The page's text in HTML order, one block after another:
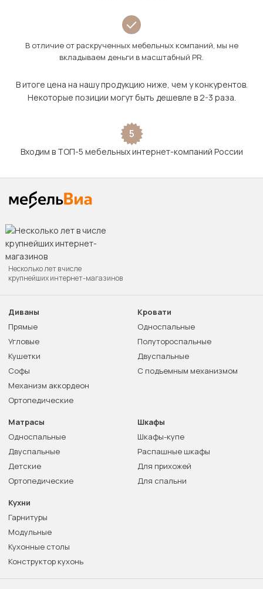
В отличие от раскрученных мебельных компаний, мы не
вкладываем деньги в масштабный PR.
В итоге цена на нашу продукцию ниже, чем у конкурентов.
Некоторые позиции могут быть дешевле в 2-3 раза.
5
Входим в ТОП-5 мебельных интернет-компаний России
Несколько лет в числе
крупнейших интернет-магазинов
Диваны
Прямые
Угловые
Кушетки
Софы
Механизм аккордеон
Ортопедические
Кровати
Односпальные
Полутороспальные
Двуспальные
С подъемным механизмом
Матрасы
Односпальные
Двуспальные
Детские
Ортопедические
Шкафы
Шкафы-купе
Распашные шкафы
Для прихожей
Для спальни
Кухни
Гарнитуры
Модульные
Кухонные столы
Конструктор кухонь